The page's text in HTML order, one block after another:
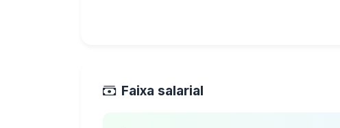
Faixa salarial